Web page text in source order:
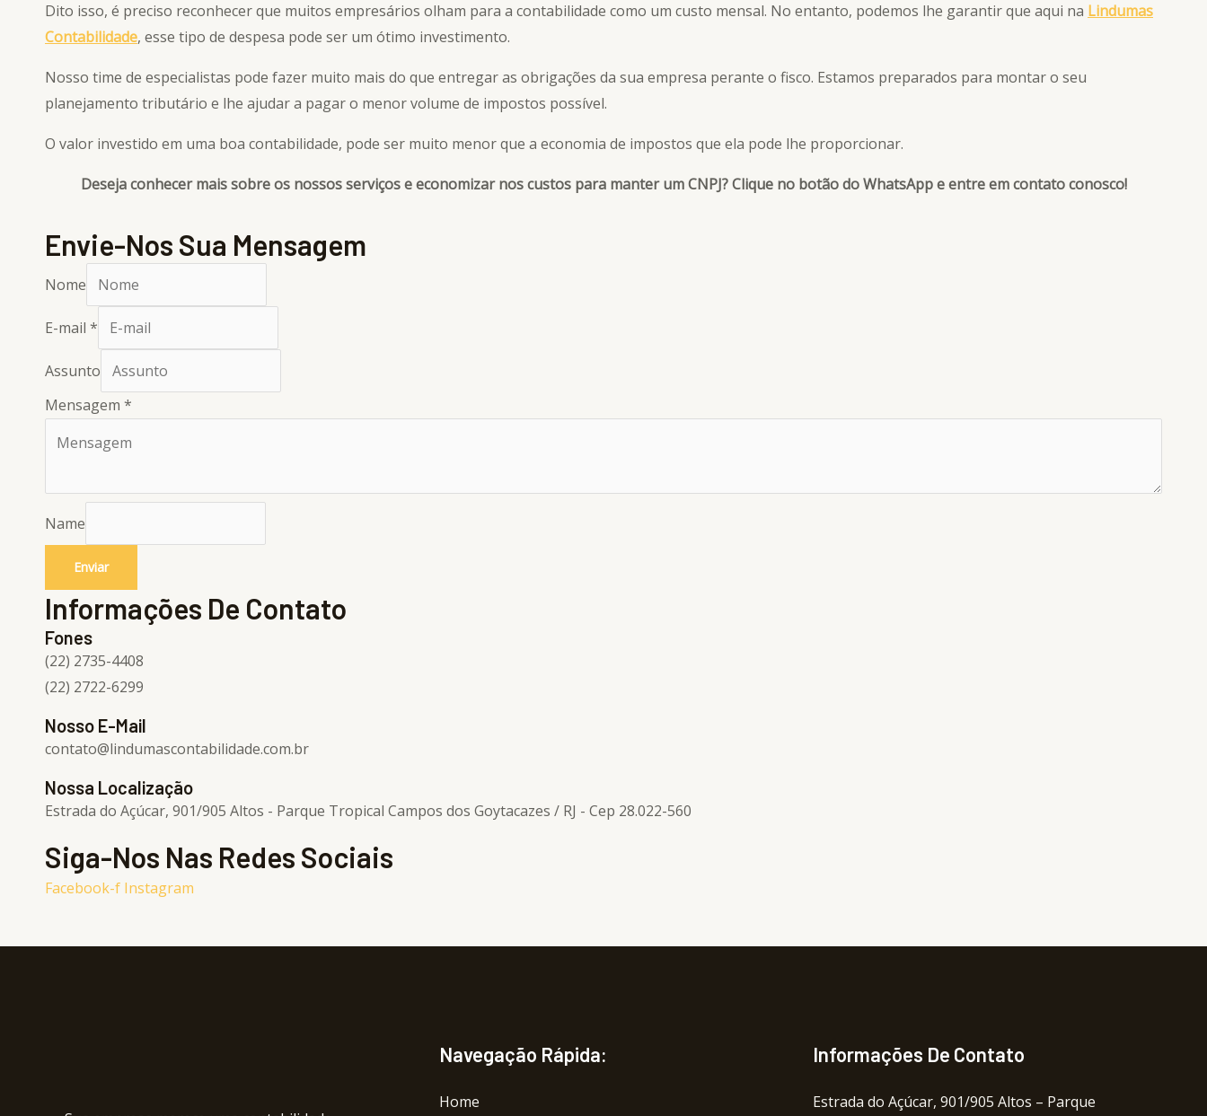
Dito isso, é preciso reconhecer que muitos empresários olham para a contabilidade como um custo mensal. No entanto, podemos lhe garantir que aqui na Lindumas
Contabilidade, esse tipo de despesa pode ser um ótimo investimento.
Nosso time de especialistas pode fazer muito mais do que entregar as obrigações da sua empresa perante o fisco. Estamos preparados para montar o seu
planejamento tributário e lhe ajudar a pagar o menor volume de impostos possível.
O valor investido em uma boa contabilidade, pode ser muito menor que a economia de impostos que ela pode lhe proporcionar.
Deseja conhecer mais sobre os nossos serviços e economizar nos custos para manter um CNPJ? Clique no botão do WhatsApp e entre em contato conosco!
Envie-Nos Sua Mensagem
Nome
E-mail *
Assunto
Mensagem *
Name
Enviar
Informações De Contato
Fones
(22) 2735-4408
(22) 2722-6299
Nosso E-Mail
contato@lindumascontabilidade.com.br
Nossa Localização
Estrada do Açúcar, 901/905 Altos - Parque Tropical Campos dos Goytacazes / RJ - Cep 28.022-560
Siga-Nos Nas Redes Sociais
Facebook-f Instagram
Navegação Rápida:
Home
Informações De Contato
Estrada do Açúcar, 901/905 Altos – Parque